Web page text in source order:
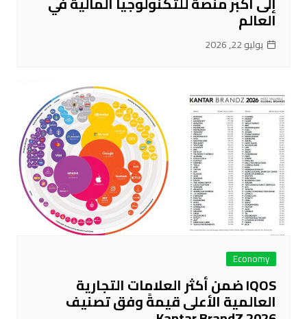
العالم
يوليو 22, 2026
Economy
IQOS ضمن أكثر العلامات التجارية
العالمية الأعلى قيمةً وفق تصنيف